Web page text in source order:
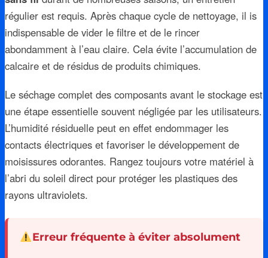
régulier est requis. Après chaque cycle de nettoyage, il is
indispensable de vider le filtre et de le rincer
abondamment à l’eau claire. Cela évite l’accumulation de
calcaire et de résidus de produits chimiques.
Le séchage complet des composants avant le stockage est
une étape essentielle souvent négligée par les utilisateurs.
L’humidité résiduelle peut en effet endommager les
contacts électriques et favoriser le développement de
moisissures odorantes. Rangez toujours votre matériel à
l’abri du soleil direct pour protéger les plastiques des
rayons ultraviolets.
Erreur fréquente à éviter absolument